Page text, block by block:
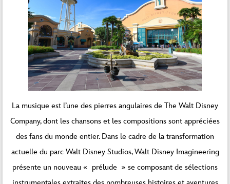
La musique est l’une des pierres angulaires de The Walt Disney
Company, dont les chansons et les compositions sont appréciées
des fans du monde entier. Dans le cadre de la transformation
actuelle du parc Walt Disney Studios, Walt Disney Imagineering
présente un nouveau « prélude » se composant de sélections